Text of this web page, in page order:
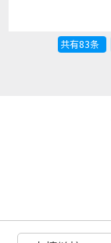
共有83条